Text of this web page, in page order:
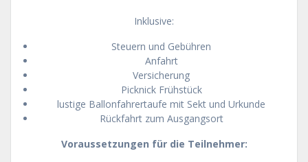
Inklusive:
Steuern und Gebühren
Anfahrt
Versicherung
Picknick Frühstück
lustige Ballonfahrertaufe mit Sekt und Urkunde
Rückfahrt zum Ausgangsort
Voraussetzungen für die Teilnehmer: